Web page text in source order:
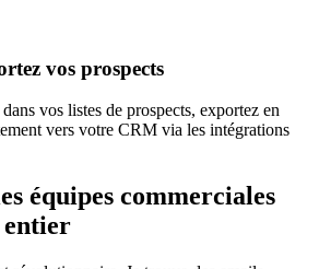
vos prospects
vos listes de prospects, exportez en
vers votre CRM via les intégrations
équipes commerciales
entier